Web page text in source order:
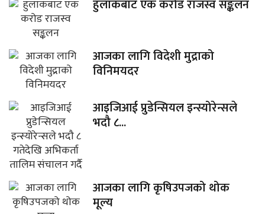
हुलाकबाट एक करोड राजस्व सङ्कलन
आजका लागि विदेशी मुद्राको
विनिमयदर
आइजिआई प्रुडेन्सियल इन्स्योरेन्सले
भदौ ८...
आजका लागि कृषिउपजको थोक
मूल्य